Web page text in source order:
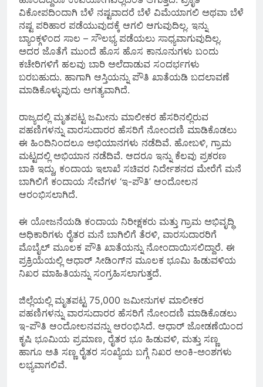
ವಿಕೋಪದಿಂದಾಗಿ ಬೆಳೆ ನಷ್ಟವಾದರೆ ಬೆಳೆ ವಿಮೆಯಾಗಲಿ ಅಥವಾ ಬೆಳೆ
ನಷ್ಟ ಪರಿಹಾರ ಪಡೆಯುವುದಕ್ಕೆ ಆಗಲಿ ಆಗುವುದಿಲ್ಲ. ಇನ್ನು
ಬ್ಯಾಂಕ್ಗಳಿಂದ ಸಾಲ – ಸೌಲಭ್ಯ ಪಡೆಯಲು ಸಾಧ್ಯವಾಗುವುದಿಲ್ಲ.
ಅದರ ಜೊತೆಗೆ ಮುಂದೆ ಹೊಸ ಹೊಸ ಕಾನೂನುಗಳು ಬಂದು
ಕಚೇರಿಗಳಿಗೆ ಹಲವು ಬಾರಿ ಅಲೆದಾಡುವ ಸಂದರ್ಭಗಳು
ಬರಬಹುದು. ಹಾಗಾಗಿ ಆಸ್ತಿಯನ್ನು ಪೌತಿ ಖಾತೆಯಡಿ ಬದಲಾವಣೆ
ಮಾಡಿಕೊಳ್ಳುವುದು ಅಗತ್ಯವಾಗಿದೆ.
ರಾಜ್ಯದಲ್ಲಿ ಮೃತಪಟ್ಟ ಜಮೀನು ಮಾಲೀಕರ ಹೆಸರಿನಲ್ಲಿರುವ
ಪಹಣಿಗಳನ್ನು ವಾರಸುದಾರರ ಹೆಸರಿಗೆ ನೋಂದಣಿ ಮಾಡಿಕೊಡಲು
ಈ ಹಿಂದಿನಿಂದಲೂ ಅಭಿಯಾನಗಳು ನಡೆದಿವೆ. ಹೋಬಳಿ, ಗ್ರಾಮ
ಮಟ್ಟದಲ್ಲಿ ಅಭಿಯಾನ ನಡೆದಿವೆ. ಆದರೂ ಇನ್ನು ಕೆಲವು ಪ್ರಕರಣ
ಬಾಕಿ ಇದ್ದು, ಕಂದಾಯ ಇಲಾಖೆ ಸಚಿವರ ನಿರ್ದೇಶನದ ಮೇರೆಗೆ ಮನೆ
ಬಾಗಿಲಿಗೆ ಕಂದಾಯ ಸೇವೆಗಳ ‘ಇ-ಪೌತಿ’ ಆಂದೋಲನ
ಆರಂಭಿಸಲಾಗಿದೆ.
ಈ ಯೋಜನೆಯಡಿ ಕಂದಾಯ ನಿರೀಕ್ಷಕರು ಮತ್ತು ಗ್ರಾಮ ಅಭಿವೃದ್ಧಿ
ಅಧಿಕಾರಿಗಳು ರೈತರ ಮನೆ ಬಾಗಿಲಿಗೆ ತೆರಳಿ, ವಾರಸುದಾರರಿಗೆ
ಮೊಬೈಲ್ ಮೂಲಕ ಪೌತಿ ಖಾತೆಯನ್ನು ನೋಂದಾಯಿಸಲಿದ್ದಾರೆ. ಈ
ಪ್ರಕ್ರಿಯೆಯಲ್ಲಿ ಆಧಾರ್ ಸೀಡಿಂಗ್‌ನ ಮೂಲಕ ಭೂಮಿ ಹಿಡುವಳಿಯ
ನಿಖರ ಮಾಹಿತಿಯನ್ನು ಸಂಗ್ರಹಿಸಲಾಗುತ್ತದೆ.
ಜಿಲ್ಲೆಯಲ್ಲಿ ಮೃತಪಟ್ಟ 75,000 ಜಮೀನುಗಳ ಮಾಲೀಕರ
ಪಹಣಿಗಳನ್ನು ವಾರಸುದಾರರ ಹೆಸರಿಗೆ ನೋಂದಣಿ ಮಾಡಿಕೊಡಲು
ಇ-ಪೌತಿ ಆಂದೋಲನವನ್ನು ಆರಂಭಿಸಿದೆ. ಆಧಾರ್ ಜೋಡಣೆಯಿಂದ
ಕೃಷಿ ಭೂಮಿಯ ಪ್ರಮಾಣ, ರೈತರ ಭೂ ಹಿಡುವಳಿ, ಮತ್ತು ಸಣ್ಣ
ಹಾಗೂ ಅತಿ ಸಣ್ಣ ರೈತರ ಸಂಖ್ಯೆಯ ಬಗ್ಗೆ ನಿಖರ ಅಂಕಿ-ಅಂಶಗಳು
ಲಭ್ಯವಾಗಲಿವೆ.